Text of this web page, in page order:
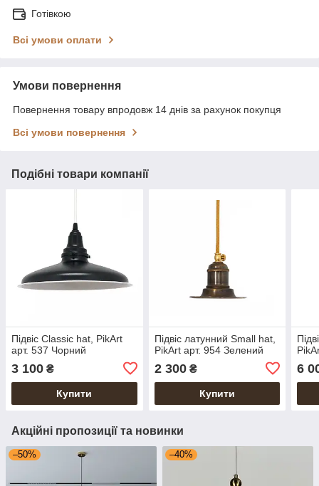
Готівкою
Всі умови оплати
Умови повернення
Повернення товару впродовж 14 днів за рахунок покупця
Всі умови повернення
Подібні товари компанії
Підвіс Classic hat, PikArt
арт. 537 Чорний
3 100 ₴
Купити
Підвіс латунний Small hat,
PikArt арт. 954 Зелений
2 300₴
Купити
6
Акційні пропозиції та новинки
–50% –40%